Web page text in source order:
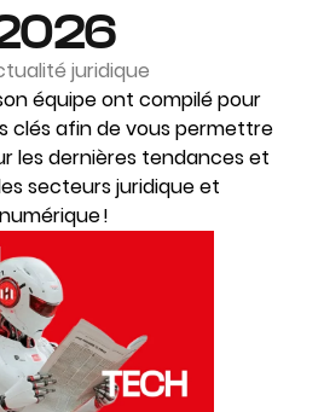
juridique
équipe ont compilé pour
clés afin de vous permettre
les dernières tendances et
secteurs juridique et
numérique !